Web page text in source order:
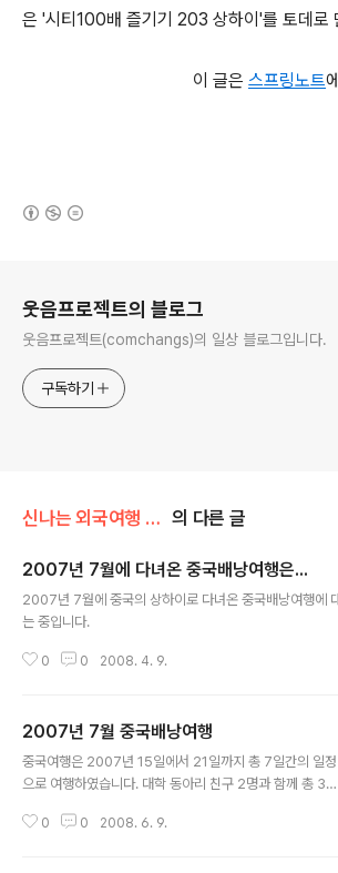
은 '시티100배 즐기기 203 상하이'를 토데로
이 글은 스프링노트
웃음프로젝트의 블로그
웃음프로젝트(comchangs)의 일상 블로그입니다.
구독하기
신나는 외국여행 =3/중국 2007.7 의 다른 글
2007년 7월에 다녀온 중국배낭여행은...
2007년 7월에 중국의 상하이로 다녀온 중국배낭여행에
는 중입니다.
0 0 2008. 4. 9.
2007년 7월 중국배낭여행
중국여행은 2007년 15일에서 21일까지 총 7일간의 일정
으로 여행하였습니다. 대학 동아리 친구 2명과 함께 총 3
를 둘러보는 것입니다. 여행일정의 1~2개월 전부터 호텔
0 0 2008. 6. 9.